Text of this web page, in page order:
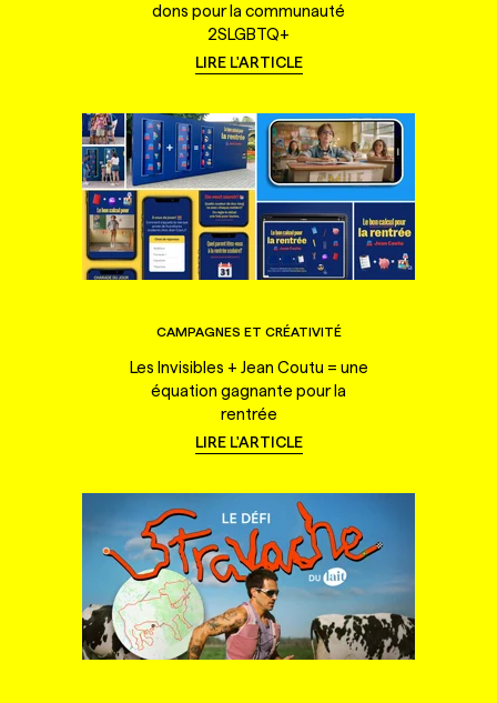
dons pour la communauté
2SLGBTQ+
LIRE L'ARTICLE
CAMPAGNES ET CRÉATIVITÉ
Les Invisibles + Jean Coutu = une
équation gagnante pour la
rentrée
LIRE L'ARTICLE